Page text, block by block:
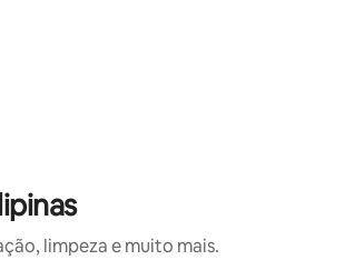
limpeza e muito mais.